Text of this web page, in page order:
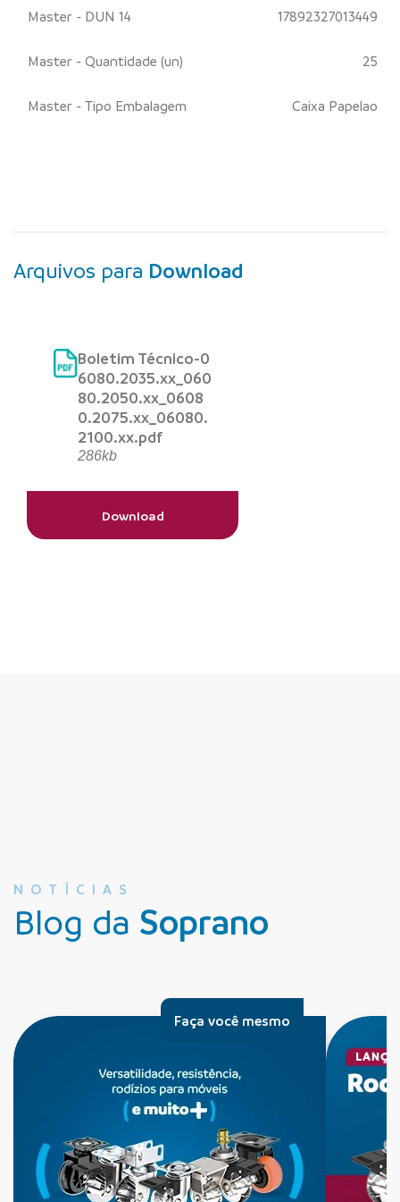
Master - DUN 14 17892327013449
Master - Quantidade (un) 25
Master - Tipo Embalagem Caixa Papelao
Arquivos para Download
Boletim Técnico-0
6080.2035.xx_060
80.2050.xx_0608
0.2075.xx_06080.
2100.xx.pdf
286kb
Download
NOTÍCIAS
Blog da Soprano
Faça você mesmo